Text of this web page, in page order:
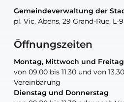
Gemeindeverwaltung der
pl. Vic. Abens, 29 Grand-Rue, L-
Öffnungszeiten
Montag, Mittwoch und Freitag
von 09.00 bis 11.30 und von
Vereinbarung
Dienstag und Donnerstag
Gemeindeverwaltung der
pl. Vic. Abens, 29 Grand-Rue, L-
Montag, Mittwoch und Freitag
von 09.00 bis 11.30 und von
Vereinbarung
Dienstag und Donnerstag
Gemeindeverwaltung der
pl. Vic. Abens, 29 Grand-Rue, L-
nur nach Vereinbarung
Gemeindeverwaltung der
pl. Vic. Abens, 29 Grand-Rue, L-
nur nach Vereinbarung
Gemeindewerkstatt der
30, rue Neugarten, L-9422
nur nach Vereinbarung